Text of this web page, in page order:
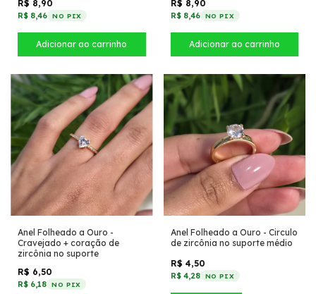
R$ 8,90
R$ 8,46 NO PIX
R$ 8,90
R$ 8,46 NO PIX
Anel Folheado a Ouro -
Cravejado + coração de
zircônia no suporte
R$ 6,50
R$ 6,18 NO PIX
Anel Folheado a Ouro - Circulo
de zircônia no suporte médio
R$ 4,50
R$ 4,28 NO PIX